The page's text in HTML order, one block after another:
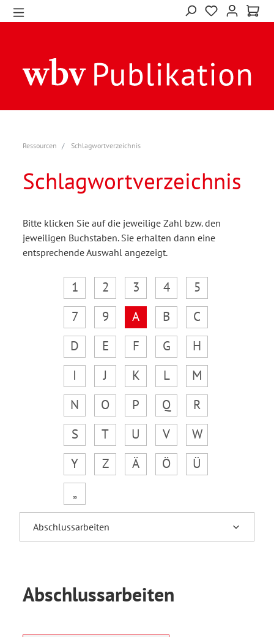
Ressourcen Schlagwortverzeichnis
Schlagwortverzeichnis
Bitte klicken Sie auf die jeweilige Zahl bzw. den
jeweiligen Buchstaben. Sie erhalten dann eine
entsprechende Auswahl angezeigt.
1 2 3 4
5
7
9 A B
C
D
E F G
H
I
J K L
M
N
O P Q
R
S
T U V
W
Y
Z Ä Ö
Ü
„
Abschlussarbeiten